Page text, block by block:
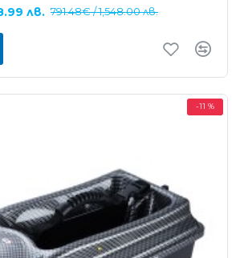
лв. 791.48€ / 1,548.00 лв.
-11 %